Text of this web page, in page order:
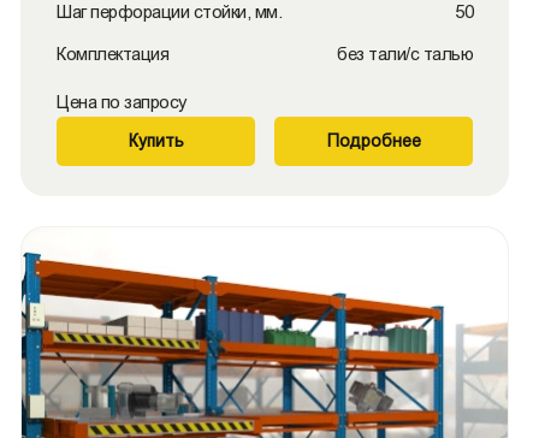
Шаг перфорации стойки, мм. 50
Комплектация без тали/с талью
Цена по запросу
Купить Подробнее